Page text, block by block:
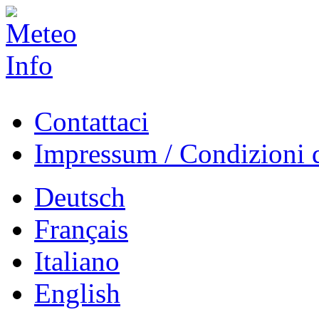
Contattaci
Impressum / Condizioni
Deutsch
Français
Italiano
English